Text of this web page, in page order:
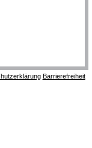
Barrierefreiheit